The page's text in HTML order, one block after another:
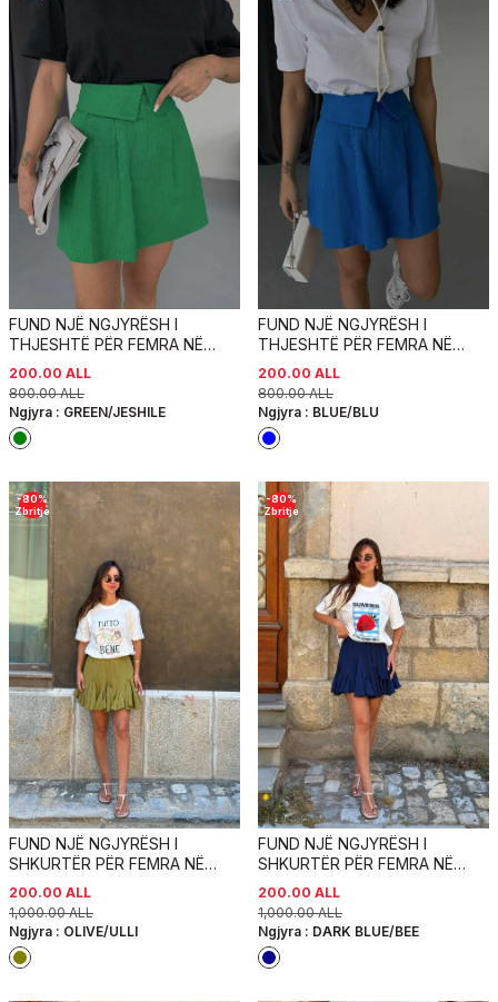
FUND NJË NGJYRËSH I
THJESHTË PËR FEMRA NË
NGJYRËN JESHILE
800.00ALL
200.00 ALL
Ngjyra : GREEN/JESHILE
FUND NJË NGJYRËSH I
THJESHTË PËR FEMRA NË
NGJYRËN BLU
800.00ALL
200.00 ALL
Ngjyra : BLUE/BLU
-80%
Zbritje
FUND NJË NGJYRËSH I
SHKURTËR PËR FEMRA NË
NGJYRËN ULLI
1,000.00ALL
200.00 ALL
Ngjyra : OLIVE/ULLI
-80%
Zbritje
FUND NJË NGJYRËSH I
SHKURTËR PËR FEMRA NË
NGJYRËN BLU E ERRËT
1,000.00ALL
200.00 ALL
Ngjyra : DARK BLUE/BEE